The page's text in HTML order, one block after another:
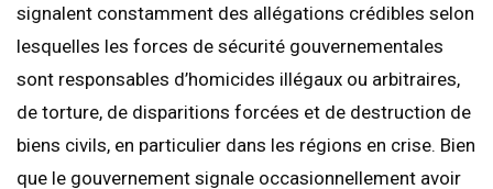
signalent constamment des allégations crédibles selon
lesquelles les forces de sécurité gouvernementales
sont responsables d’homicides illégaux ou arbitraires,
de torture, de disparitions forcées et de destruction de
biens civils, en particulier dans les régions en crise. Bien
que le gouvernement signale occasionnellement avoir